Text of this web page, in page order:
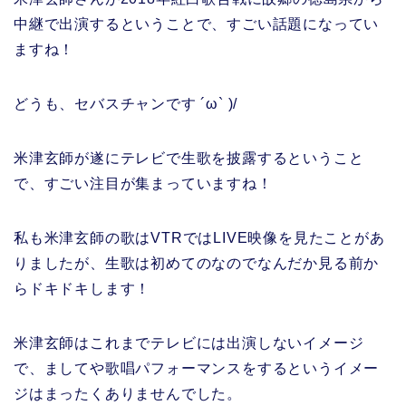
中継で出演するということで、すごい話題になってい
ますね！
どうも、セバスチャンです ´ω` )/
米津玄師が遂にテレビで生歌を披露するということ
で、すごい注目が集まっていますね！
私も米津玄師の歌はVTRではLIVE映像を見たことがあ
りましたが、生歌は初めてのなのでなんだか見る前か
らドキドキします！
米津玄師はこれまでテレビには出演しないイメージ
で、ましてや歌唱パフォーマンスをするというイメー
ジはまったくありませんでした。